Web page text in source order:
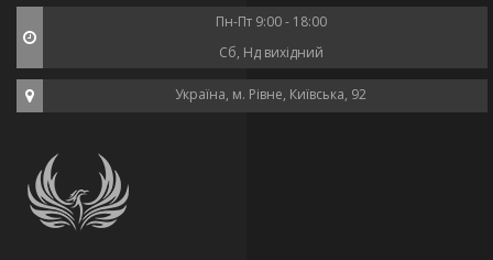
Пн-Пт 9:00 - 18:00
Сб, Нд вихідний
Україна, м. Рівне, Київська, 92